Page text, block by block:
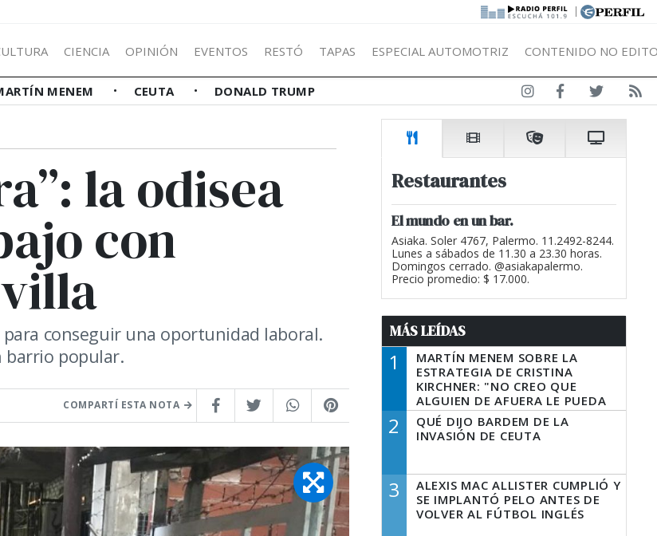
|
CIENCIA OPINIÓN EVENTOS RESTÓ TAPAS ESPECIAL AUTOMOTRIZ CONTENIDO NO
MENEM CEUTA DONALD TRUMP
la odisea
con
conseguir una oportunidad laboral.
barrio popular.
COMPARTÍ ESTA NOTA
Restaurantes
El mundo en un bar.
Asiaka. Soler 4767, Palermo. 11.2492-8244.
Lunes a sábados de 11.30 a 23.30 horas.
Domingos cerrado. @asiakapalermo.
Precio promedio: $ 17.000.
MÁS LEÍDAS
1
MARTÍN MENEM SOBRE LA
ESTRATEGIA DE CRISTINA
KIRCHNER: "NO CREO QUE
ALGUIEN DE AFUERA LE PUEDA
DECIR A LA JUSTICIA LO QUE
TIENE QUE HACER"
2
QUÉ DIJO BARDEM DE LA
INVASIÓN DE CEUTA
3
ALEXIS MAC ALLISTER CUMPLIÓ Y
SE IMPLANTÓ PELO ANTES DE
VOLVER AL FÚTBOL INGLÉS